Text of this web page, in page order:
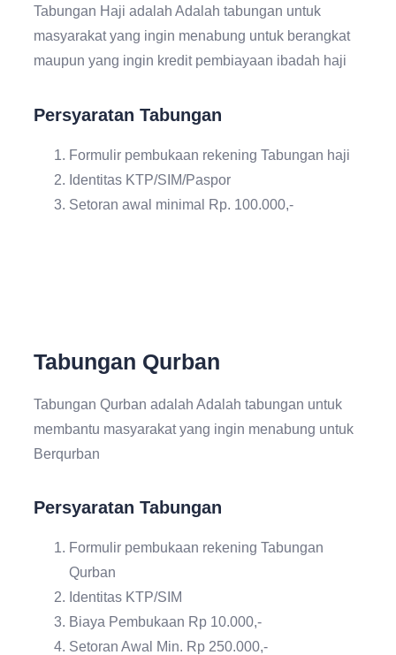
Tabungan Haji adalah Adalah tabungan untuk
masyarakat yang ingin menabung untuk berangkat
maupun yang ingin kredit pembiayaan ibadah haji
Persyaratan Tabungan
Formulir pembukaan rekening Tabungan haji
Identitas KTP/SIM/Paspor
Setoran awal minimal Rp. 100.000,-
Tabungan Qurban
Tabungan Qurban adalah Adalah tabungan untuk
membantu masyarakat yang ingin menabung untuk
Berqurban
Persyaratan Tabungan
Formulir pembukaan rekening Tabungan
Qurban
Identitas KTP/SIM
Biaya Pembukaan Rp 10.000,-
Setoran Awal Min. Rp 250.000,-